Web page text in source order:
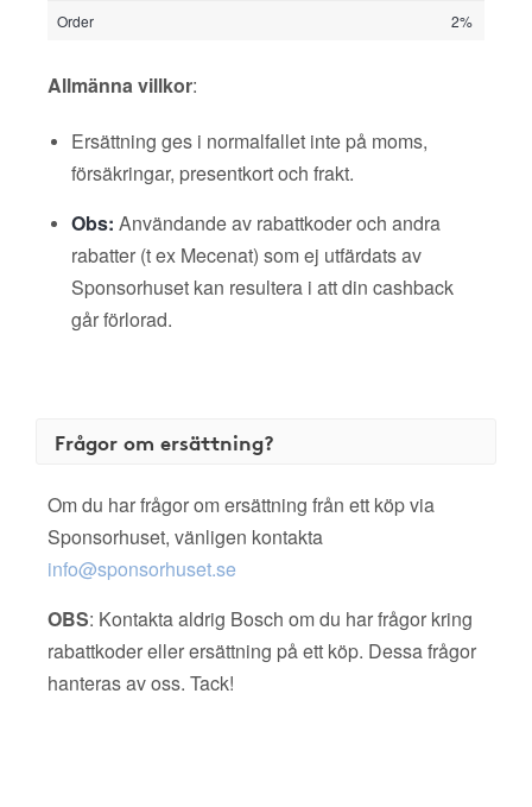
Order 2%
Allmänna villkor:
Ersättning ges i normalfallet inte på moms,
försäkringar, presentkort och frakt.
Obs: Användande av rabattkoder och andra
rabatter (t ex Mecenat) som ej utfärdats av
Sponsorhuset kan resultera i att din cashback
går förlorad.
Frågor om ersättning?
Om du har frågor om ersättning från ett köp via
Sponsorhuset, vänligen kontakta
info@sponsorhuset.se
OBS: Kontakta aldrig Bosch om du har frågor kring
rabattkoder eller ersättning på ett köp. Dessa frågor
hanteras av oss. Tack!